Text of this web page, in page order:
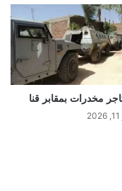
مخدرات بمقابر قنا